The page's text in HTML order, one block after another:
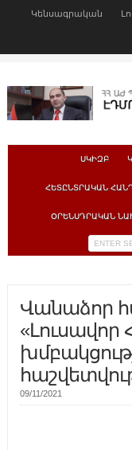
Կենսագրական
ՍԿԻԶԲ
ՀԵՏԸՆՏՐԱԿԱՆ
ՕՐԵՆՍԴՐԱԿԱՆ
Վանաձոր
09/11/2021